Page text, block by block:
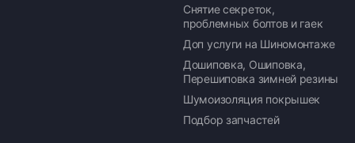
Снятие секреток,
проблемных болтов и гаек
Доп услуги на Шиномонтаже
Дошиповка, Ошиповка,
Перешиповка зимней резины
Шумоизоляция покрышек
Подбор запчастей